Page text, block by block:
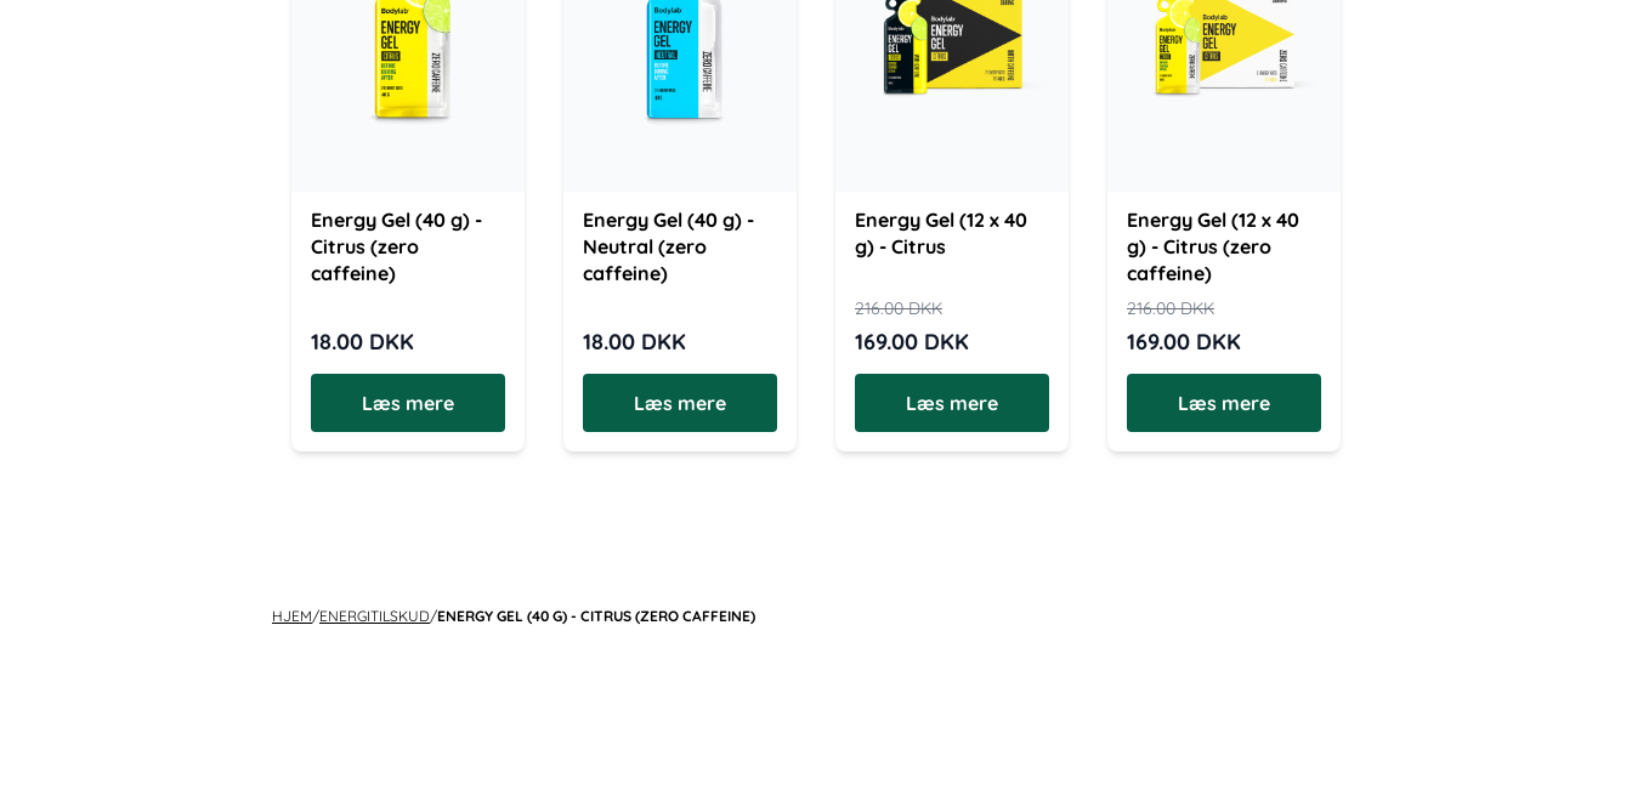
Energy Gel (40 g) -
Citrus (zero
caffeine)
18.00 DKK
Læs mere
Energy Gel (40 g) -
Neutral (zero
caffeine)
18.00 DKK
Læs mere
Energy Gel (12 x 40
g) - Citrus
216.00DKK
169.00 DKK
Læs mere
Energy Gel (12 x 40
g) - Citrus (zero
caffeine)
216.00DKK
169.00 DKK
Læs mere
HJEM/ENERGITILSKUD/ENERGY GEL (40 G) - CITRUS (ZERO CAFFEINE)